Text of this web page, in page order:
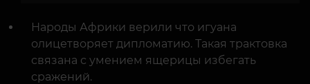
Народы Африки верили что игуана
олицетворяет дипломатию. Такая трактовка
связана с умением ящерицы избегать
сражений.